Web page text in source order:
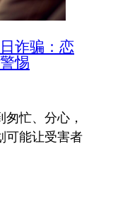
诈骗：恋
惕
忙、分心，
可能让受害者